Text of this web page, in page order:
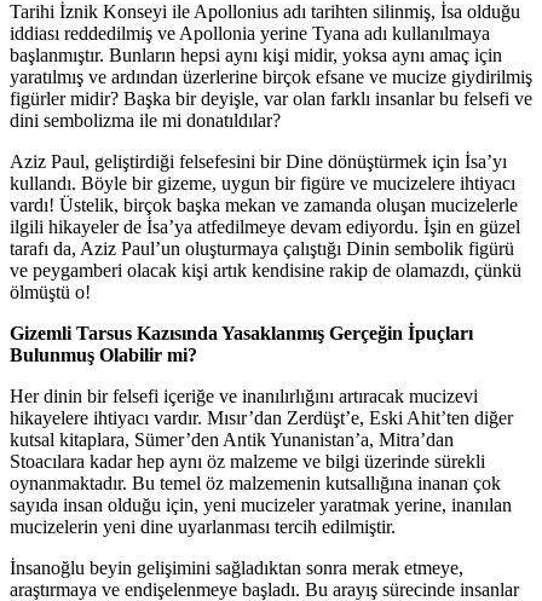
Tarihi İznik Konseyi ile Apollonius adı tarihten silinmiş, İsa olduğu
iddiası reddedilmiş ve Apollonia yerine Tyana adı kullanılmaya
başlanmıştır. Bunların hepsi aynı kişi midir, yoksa aynı amaç için
yaratılmış ve ardından üzerlerine birçok efsane ve mucize giydirilmiş
figürler midir? Başka bir deyişle, var olan farklı insanlar bu felsefi ve
dini sembolizma ile mi donatıldılar?
Aziz Paul, geliştirdiği felsefesini bir Dine dönüştürmek için İsa’yı
kullandı. Böyle bir gizeme, uygun bir figüre ve mucizelere ihtiyacı
vardı! Üstelik, birçok başka mekan ve zamanda oluşan mucizelerle
ilgili hikayeler de İsa’ya atfedilmeye devam ediyordu. İşin en güzel
tarafı da, Aziz Paul’un oluşturmaya çalıştığı Dinin sembolik figürü
ve peygamberi olacak kişi artık kendisine rakip de olamazdı, çünkü
ölmüştü o!
Gizemli Tarsus Kazısında Yasaklanmış Gerçeğin İpuçları
Bulunmuş Olabilir mi?
Her dinin bir felsefi içeriğe ve inanılırlığını artıracak mucizevi
hikayelere ihtiyacı vardır. Mısır’dan Zerdüşt’e, Eski Ahit’ten diğer
kutsal kitaplara, Sümer’den Antik Yunanistan’a, Mitra’dan
Stoacılara kadar hep aynı öz malzeme ve bilgi üzerinde sürekli
oynanmaktadır. Bu temel öz malzemenin kutsallığına inanan çok
sayıda insan olduğu için, yeni mucizeler yaratmak yerine, inanılan
mucizelerin yeni dine uyarlanması tercih edilmiştir.
İnsanoğlu beyin gelişimini sağladıktan sonra merak etmeye,
araştırmaya ve endişelenmeye başladı. Bu arayış sürecinde insanlar